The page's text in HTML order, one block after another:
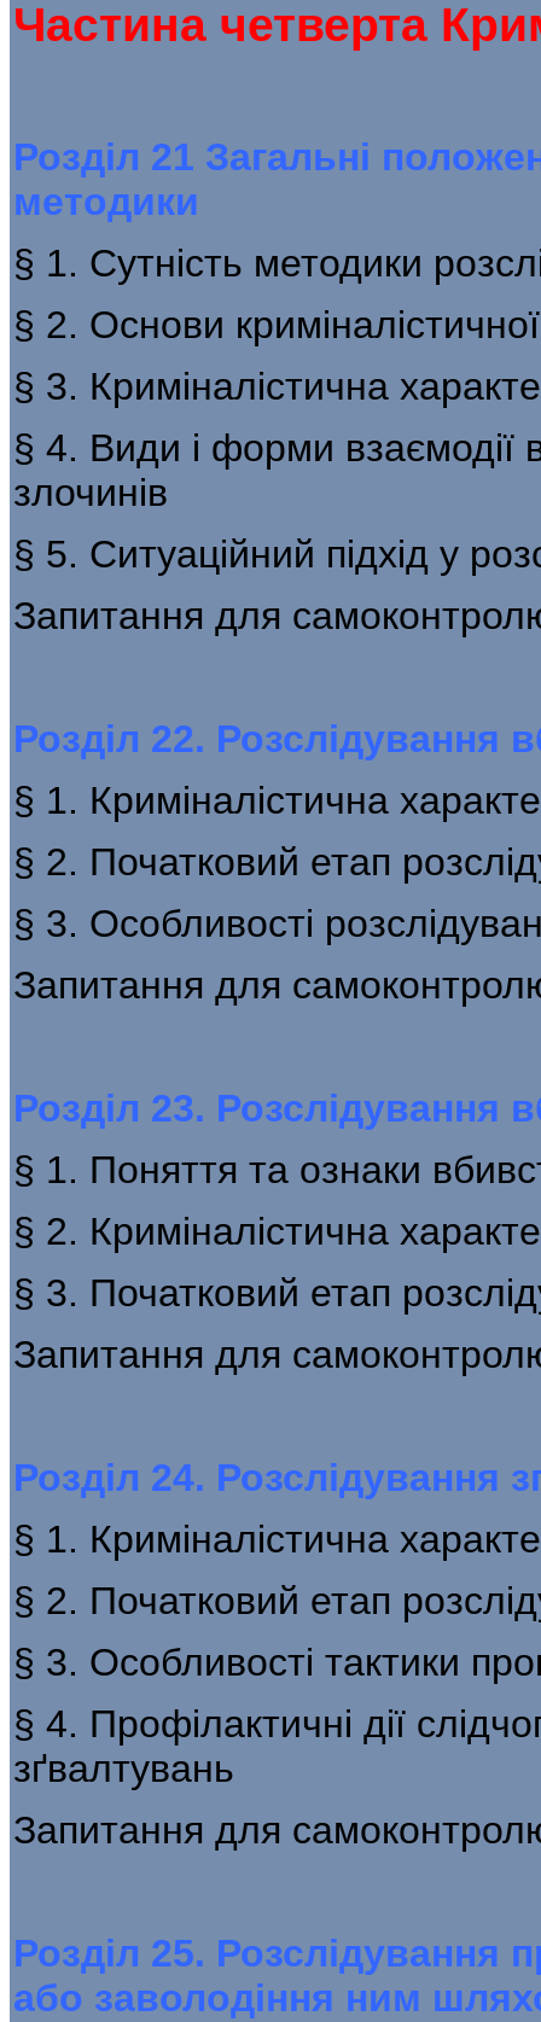
Частина четверта
Розділ 21 Загальні
методики
§ 1. Сутність методики
§ 2. Основи
§ 3. Криміналістична
§ 4. Види і форми взаємодії
злочинів
§ 5. Ситуаційний підхід у
Запитання для
Розділ 22. Розслідування
§ 1. Криміналістична
§ 2. Початковий етап
§ 3. Особливості
Запитання для
Розділ 23. Розслідування
§ 1. Поняття та ознаки
§ 2. Криміналістична
§ 3. Початковий етап
Запитання для
Розділ 24. Розслідування
§ 1. Криміналістична
§ 2. Початковий етап
§ 3. Особливості тактики
§ 4. Профілактичні дії
зґвалтувань
Запитання для
Розділ 25. Розслідування
або заволодіння ним